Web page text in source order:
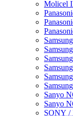
Molicel
Sanyo
Sanyo
SONY /